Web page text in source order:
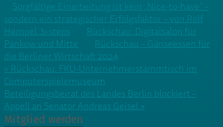
Sorgfältige Einarbeitung ist kein „Nice-to-have“ –
sondern ein strategischer Erfolgsfaktor – von Rolf
Hempel, b-steps
Rückschau: Digitalsalon für
Pankow und Mitte
Rückschau – Gänseessen für
die Berliner Wirtschaft 2024
Beitragsnavigation
« Rückschau: FKU-Unternehmerstammtisch im
Computerspielemuseum
Beteiligungsbeirat des Landes Berlin blockiert –
Appell an Senator Andreas Geisel »
Mitglied werden